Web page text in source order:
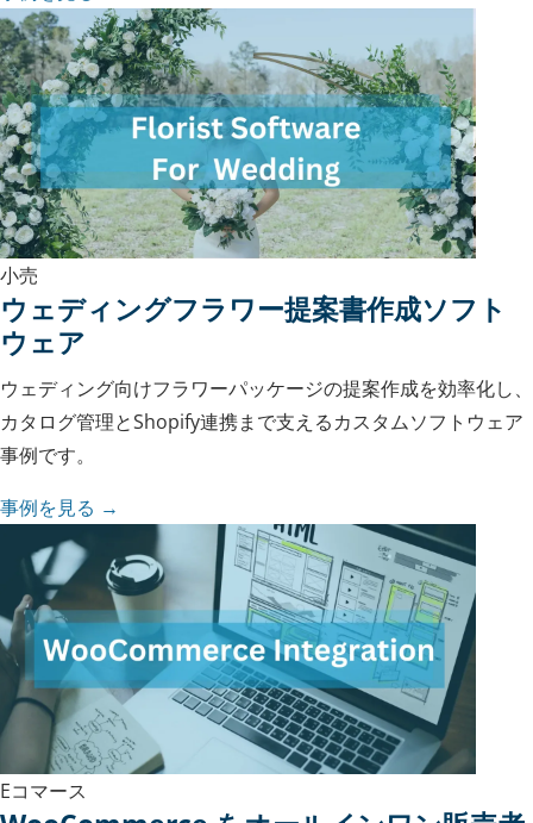
小売
ウェディングフラワー提案書作成ソフト
ウェア
ウェディング向けフラワーパッケージの提案作成を効率化し、
カタログ管理とShopify連携まで支えるカスタムソフトウェア
事例です。
事例を見る →
Eコマース